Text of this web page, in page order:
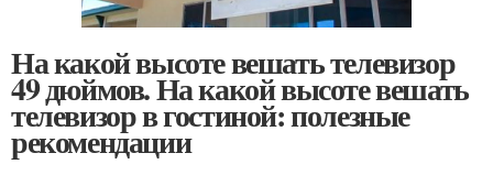
На какой высоте вешать телевизор
49 дюймов. На какой высоте вешать
телевизор в гостиной: полезные
рекомендации